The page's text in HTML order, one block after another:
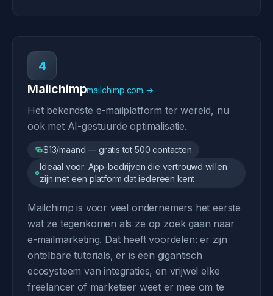
4
Mailchimpmailchimp.com →
Het bekendste e-mailplatform ter wereld, nu
ook met AI-gestuurde optimalisatie.
$13/maand — gratis tot 500 contacten
Ideaal voor: App-bedrijven die vertrouwd willen
zijn met een platform dat iedereen kent
Mailchimp is voor veel ondernemers het eerste
wat ze tegenkomen als ze op zoek gaan naar
e-mailmarketing. Dat heeft voordelen: er zijn
ontelbare tutorials, er is een gigantisch
ecosysteem van integraties, en vrijwel elke
freelancer of marketeer weet er mee om te